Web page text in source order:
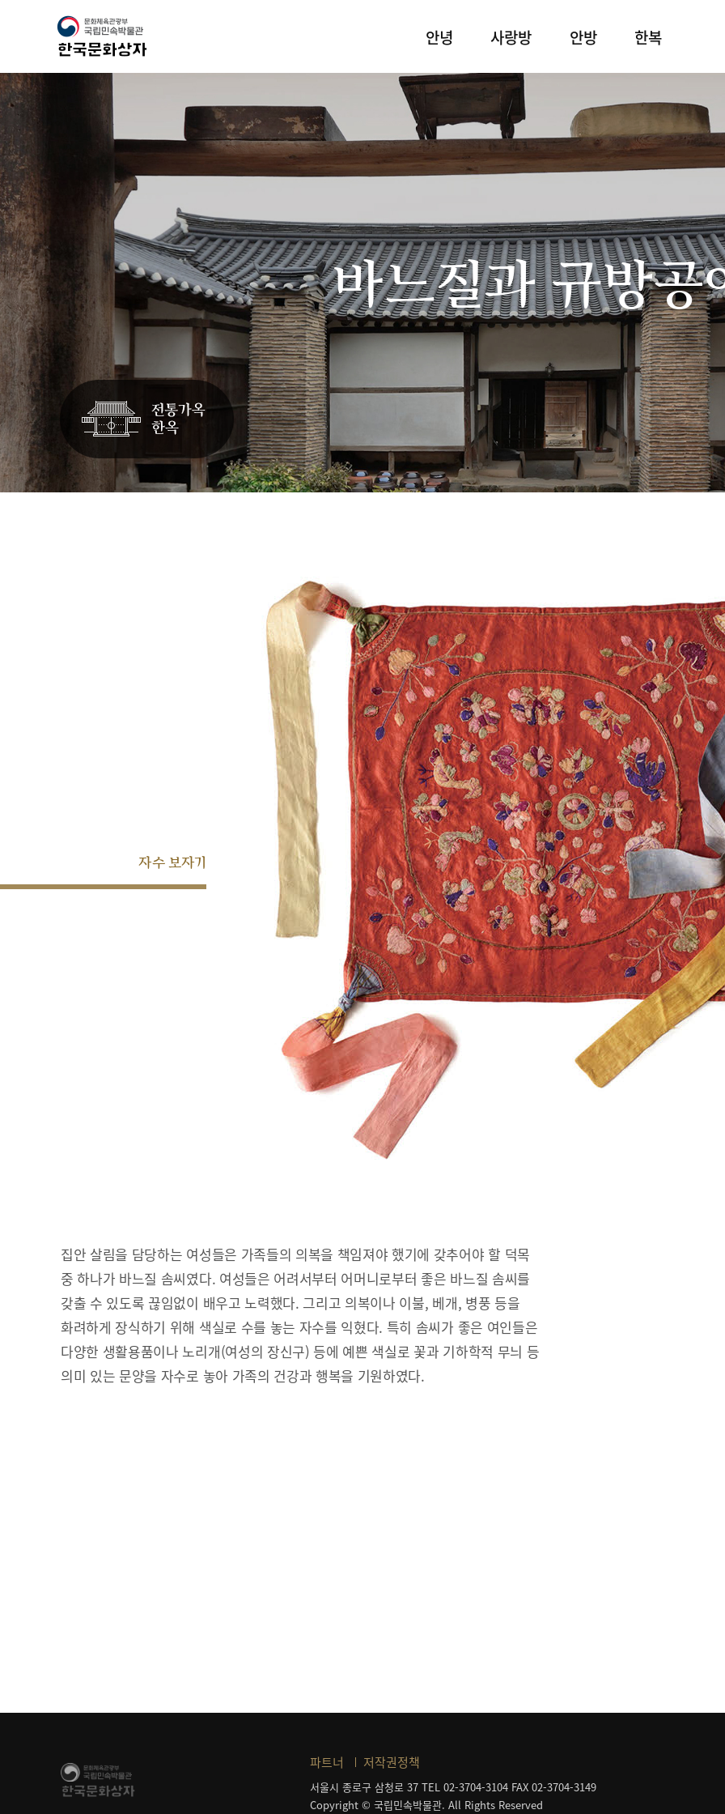
안녕 사랑방 안방 한복
바느질과 규방공
자수 보자기
집안 살림을 담당하는 여성들은 가족들의 의복을 책임져야 했기에 갖추어야 할 덕목
중 하나가 바느질 솜씨였다. 여성들은 어려서부터 어머니로부터 좋은 바느질 솜씨를
갖출 수 있도록 끊임없이 배우고 노력했다. 그리고 의복이나 이불, 베개, 병풍 등을
화려하게 장식하기 위해 색실로 수를 놓는 자수를 익혔다. 특히 솜씨가 좋은 여인들은
다양한 생활용품이나 노리개(여성의 장신구) 등에 예쁜 색실로 꽃과 기하학적 무늬 등
의미 있는 문양을 자수로 놓아 가족의 건강과 행복을 기원하였다.
파트너 저작권정책
서울시 종로구 삼청로 37 TEL 02-3704-3104 FAX 02-3704-3149
Copyright © 국립민속박물관. All Rights Reserved